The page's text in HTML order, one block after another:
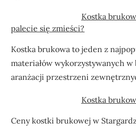
Kostka
palecie się zmieści?
Kostka brukowa to jeden z
materiałów wykorzystywanych
aranżacji przestrzeni
Kostka
Ceny kostki brukowej w